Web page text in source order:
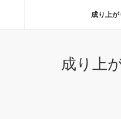
成り上が
成り上